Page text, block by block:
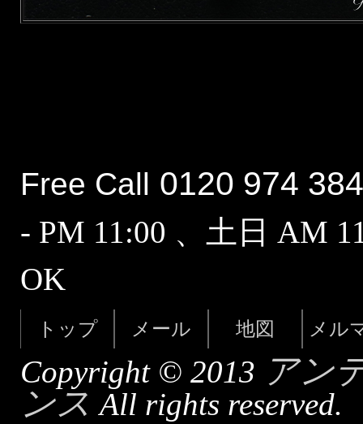
Free Call 0120 974 384
- PM 11:00 、土日 AM
OK
トップ メール 地図 メル
Copyright © 2013 アン
ンス All rights reserved.